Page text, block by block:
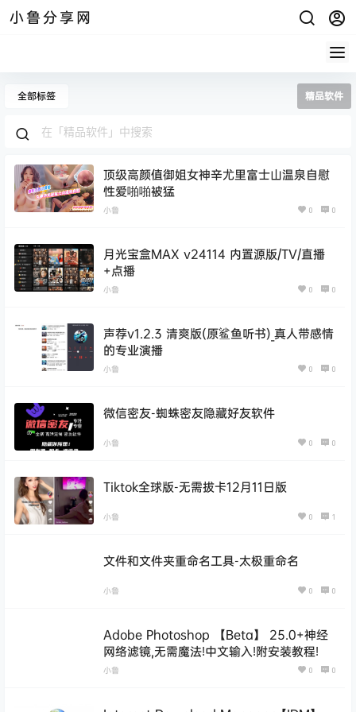
小鲁分享网
全部标签 精品软件
顶级高颜值御姐女神辛尤里富士山温泉自慰
性爱啪啪被猛
小鲁 0 0
月光宝盒MAX v24114 内置源版/TV/直播
+点播
小鲁 0 0
声荐v1.2.3 清爽版(原鲨鱼听书)_真人带感情
的专业演播
小鲁 0 0
微信密友-蜘蛛密友隐藏好友软件
小鲁 0 0
Tiktok全球版-无需拔卡12月11日版
小鲁 0 1
文件和文件夹重命名工具-太极重命名
小鲁 0 0
Adobe Photoshop 【Beta】 25.0+神经
网络滤镜,无需魔法!中文输入!附安装教程!
小鲁 0 0